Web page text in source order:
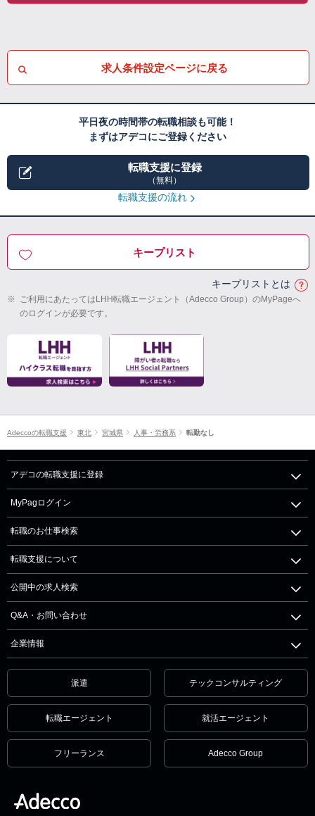
求人条件設定ページに戻る
平日夜の時間帯の転職相談も可能！
まずはアデコにご登録ください
転職支援に登録
（無料）
転職支援の流れ
キープリスト
キープリストとは
※ ご利用にあたってはLHH転職エージェント（Adecco Group）のMyPageへ
のログインが必要です。
Adeccoの転職支援 東北 宮城県 人事・労務系 転勤なし
アデコの転職支援に登録
MyPagログイン
転職のお仕事検索
転職支援について
公開中の求人検索
Q&A・お問い合わせ
企業情報
派遣 テックコンサルティング
転職エージェント 就活エージェント
フリーランス Adecco Group